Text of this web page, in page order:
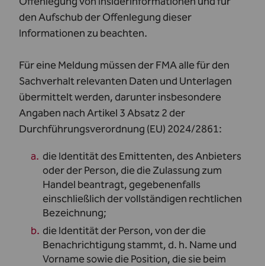
den Aufschub der Offenlegung dieser
Informationen zu beachten.
Für eine Meldung müssen der FMA alle für den
Sachverhalt relevanten Daten und Unterlagen
übermittelt werden, darunter insbesondere
Angaben nach Artikel 3 Absatz 2 der
Durchführungsverordnung (EU) 2024/2861:
die Identität des Emittenten, des Anbieters
oder der Person, die die Zulassung zum
Handel beantragt, gegebenenfalls
einschließlich der vollständigen rechtlichen
Bezeichnung;
die Identität der Person, von der die
Benachrichtigung stammt, d. h. Name und
Vorname sowie die Position, die sie beim